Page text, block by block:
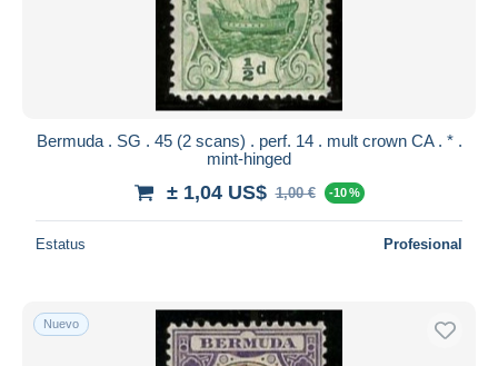
Bermuda . SG . 45 (2 scans) . perf. 14 . mult crown CA . * .
mint-hinged
± 1,04 US$ 1,00 € -10 %
Estatus Profesional
Nuevo